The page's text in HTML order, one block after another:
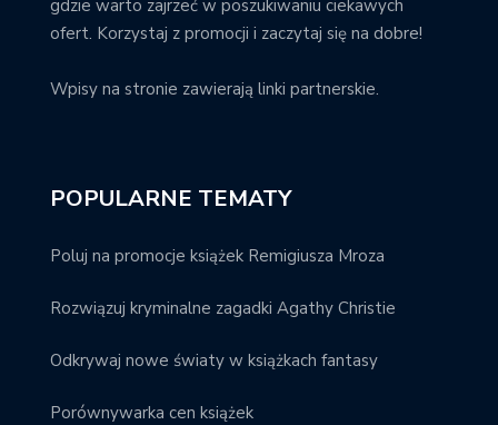
gdzie warto zajrzeć w poszukiwaniu ciekawych
ofert. Korzystaj z promocji i zaczytaj się na dobre!
Wpisy na stronie zawierają linki partnerskie.
POPULARNE TEMATY
Poluj na promocje książek Remigiusza Mroza
Rozwiązuj kryminalne zagadki Agathy Christie
Odkrywaj nowe światy w książkach fantasy
Porównywarka cen książek